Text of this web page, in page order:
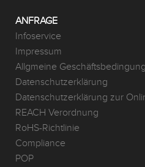
ANFRAGE
Infoservice
Impressum
Allgmeine
Datenschutzerklärung
Datenschutzerklärung zur
REACH Verordnung
RoHS-Richtlinie
Compliance
POP